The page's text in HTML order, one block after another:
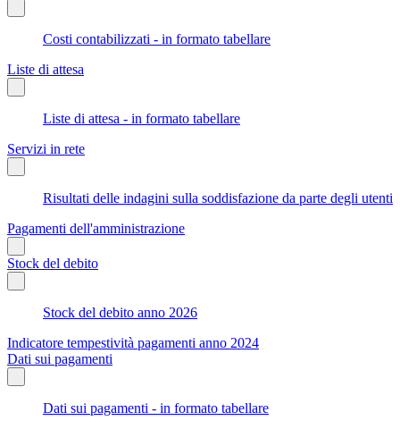
Costi contabilizzati - in formato tabellare
Liste di attesa
Liste di attesa - in formato tabellare
Servizi in rete
Risultati delle indagini sulla soddisfazione da parte degli utenti
Pagamenti dell'amministrazione
Stock del debito
Stock del debito anno 2026
Indicatore tempestività pagamenti anno 2024
Dati sui pagamenti
Dati sui pagamenti - in formato tabellare